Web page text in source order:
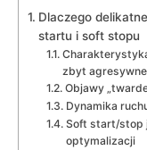
Dlaczego
startu i soft stopu
zbyt
Objawy
Dynamika
Soft start/stop
optymalizacji